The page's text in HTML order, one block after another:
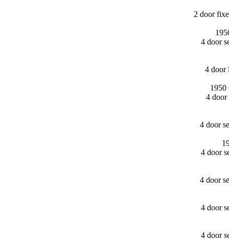
2 door
4 door
4 door
1950
4 door
4 door
4 door
4 door
4 door
4 door